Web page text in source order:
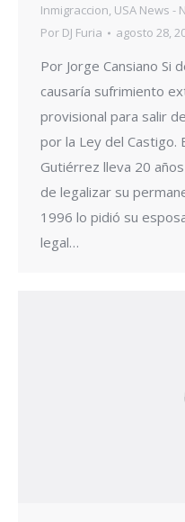
Inmigraccion, USA News -
Por DJ Furia agosto 28,
Por Jorge Cansiano Si
causaría sufrimiento
provisional para salir
por la Ley del Castigo.
Gutiérrez lleva 20
de legalizar su
1996 lo pidió su
legal…